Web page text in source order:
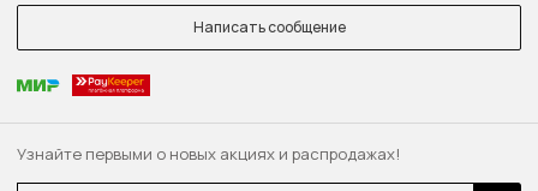
Узнайте первыми о новых акциях и распродажах!
Написать сообщение